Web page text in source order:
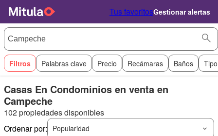
Tus favoritosGestionar alertas
Filtros Palabras clave Precio Recámaras Baños
Casas En Condominios en venta en
Campeche
102 propiedades disponibles
Ordenar por:
Popularidad